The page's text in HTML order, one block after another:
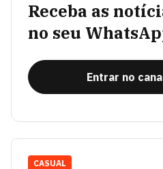
Receba as
no seu
Entrar no
CASUAL